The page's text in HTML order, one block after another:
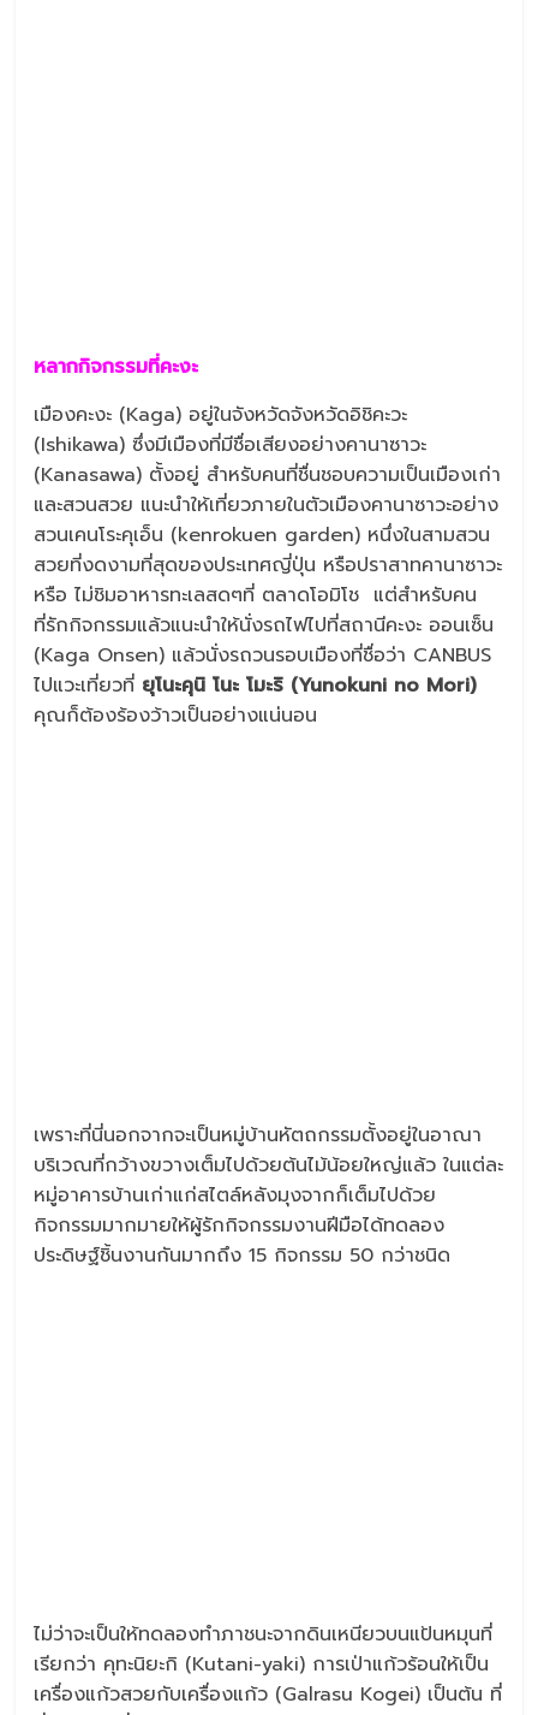
หลากกิจกรรมที่คะงะ
เมืองคะงะ (Kaga) อยู่ในจังหวัดจังหวัดอิชิคะวะ
(Ishikawa) ซึ่งมีเมืองที่มีชื่อเสียงอย่างคานาซาวะ
(Kanasawa) ตั้งอยู่ สำหรับคนที่ชื่นชอบความเป็นเมืองเก่า
และสวนสวย แนะนำให้เที่ยวภายในตัวเมืองคานาซาวะอย่าง
สวนเคนโระคุเอ็น (kenrokuen garden) หนึ่งในสามสวน
สวยที่งดงามที่สุดของประเทศญี่ปุ่น หรือปราสาทคานาซาวะ
หรือ ไม่ชิมอาหารทะเลสดๆที่ ตลาดโอมิโช แต่สำหรับคน
ที่รักกิจกรรมแล้วแนะนำให้นั่งรถไฟไปที่สถานีคะงะ ออนเซ็น
(Kaga Onsen) แล้วนั่งรถวนรอบเมืองที่ชื่อว่า CANBUS
ไปแวะเที่ยวที่ ยุโนะคุนิ โนะ โมะริ (Yunokuni no Mori)
คุณก็ต้องร้องว้าวเป็นอย่างแน่นอน
เพราะที่นี่นอกจากจะเป็นหมู่บ้านหัตถกรรมตั้งอยู่ในอาณา
บริเวณที่กว้างขวางเต็มไปด้วยต้นไม้น้อยใหญ่แล้ว ในแต่ละ
หมู่อาคารบ้านเก่าแก่สไตล์หลังมุงจากก็เต็มไปด้วย
กิจกรรมมากมายให้ผู้รักกิจกรรมงานฝีมือได้ทดลอง
ประดิษฐ์ชิ้นงานกันมากถึง 15 กิจกรรม 50 กว่าชนิด
ไม่ว่าจะเป็นให้ทดลองทำภาชนะจากดินเหนียวบนแป้นหมุนที่
เรียกว่า คุทะนิยะกิ (Kutani-yaki) การเป่าแก้วร้อนให้เป็น
เครื่องแก้วสวยกับเครื่องแก้ว (Galrasu Kogei) เป็นต้น ที่